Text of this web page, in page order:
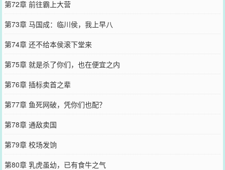
第72章 前往霸上大营
第73章 马国成：临川侯，我上早八
第74章 还不给本侯滚下堂来
第75章 就是杀了你们，也在便宜之内
第76章 插标卖首之辈
第77章 鱼死网破，凭你们也配？
第78章 通敌卖国
第79章 校场发饷
第80章 乳虎虽幼，已有食牛之气